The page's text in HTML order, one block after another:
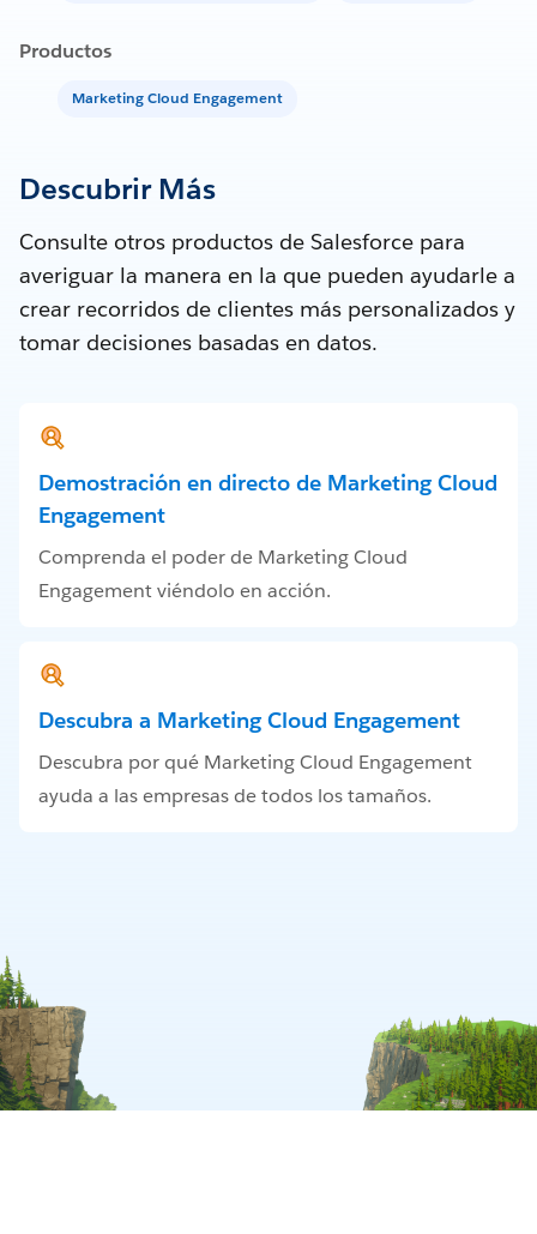
Productos
Marketing Cloud Engagement
Descubrir Más
Consulte otros productos de Salesforce para
averiguar la manera en la que pueden ayudarle a
crear recorridos de clientes más personalizados y
tomar decisiones basadas en datos.
Demostración en directo de Marketing Cloud
Engagement
Comprenda el poder de Marketing Cloud
Engagement viéndolo en acción.
Descubra a Marketing Cloud Engagement
Descubra por qué Marketing Cloud Engagement
ayuda a las empresas de todos los tamaños.